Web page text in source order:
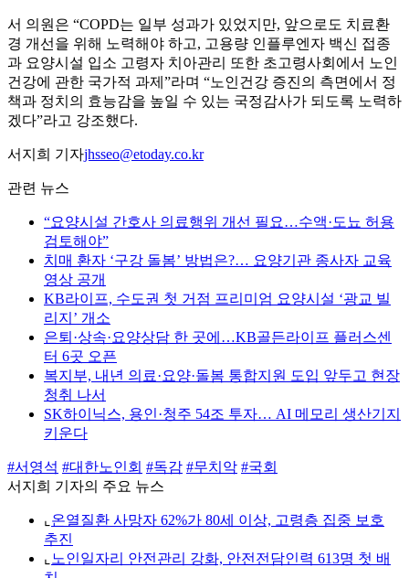
서 의원은 “COPD는 일부 성과가 있었지만, 앞으로도 치료환
경 개선을 위해 노력해야 하고, 고용량 인플루엔자 백신 접종
과 요양시설 입소 고령자 치아관리 또한 초고령사회에서 노인
건강에 관한 국가적 과제”라며 “노인건강 증진의 측면에서 정
책과 정치의 효능감을 높일 수 있는 국정감사가 되도록 노력하
겠다”라고 강조했다.
서지희 기자jhsseo@etoday.co.kr
관련 뉴스
“요양시설 간호사 의료행위 개선 필요…수액·도뇨 허용
검토해야”
치매 환자 ‘구강 돌봄’ 방법은?… 요양기관 종사자 교육
영상 공개
KB라이프, 수도권 첫 거점 프리미엄 요양시설 ‘광교 빌
리지’ 개소
은퇴·상속·요양상담 한 곳에…KB골든라이프 플러스센
터 6곳 오픈
복지부, 내년 의료·요양·돌봄 통합지원 도입 앞두고 현장
청취 나서
SK하이닉스, 용인·청주 54조 투자… AI 메모리 생산기지
키운다
#서영석 #대한노인회 #독감 #무치악 #국회
서지희 기자의 주요 뉴스
⌞ 온열질환 사망자 62%가 80세 이상, 고령층 집중 보호
추진
⌞ 노인일자리 안전관리 강화, 안전전담인력 613명 첫 배